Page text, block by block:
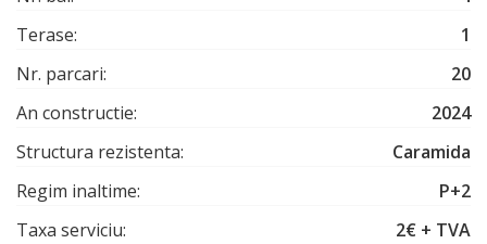
Terase:
1
Nr. parcari:
20
An constructie:
2024
Structura rezistenta:
Caramida
Regim inaltime:
P+2
Taxa serviciu:
2€ + TVA